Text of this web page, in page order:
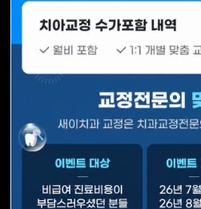
우리 동
어디가 좋
치과 고르기, 아직